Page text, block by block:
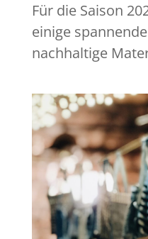
Für die Saison
einige
nachhaltige